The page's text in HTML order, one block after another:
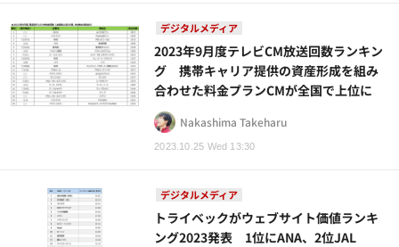
デジタルメディア
2023.10.25 Wed 13:30
2023年9月度テレビCM放送回数ランキン
グ 携帯キャリア提供の資産形成を組み
合わせた料金プランCMが全国で上位に
Nakashima Takeharu
デジタルメディア
トライベックがウェブサイト価値ランキ
ング2023発表 1位にANA、2位JAL